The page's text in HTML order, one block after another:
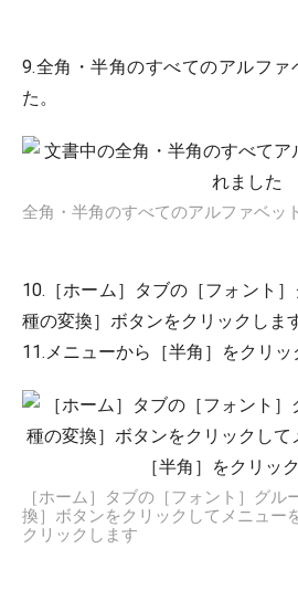
9.全角・半角のすべてのアルファ
た。
全角・半角のすべてのアルファベッ
10.［ホーム］タブの［フォント
種の変換］ボタンをクリックしま
11.メニューから［半角］をクリッ
［ホーム］タブの［フォント］グル
換］ボタンをクリックしてメニュー
クリックします